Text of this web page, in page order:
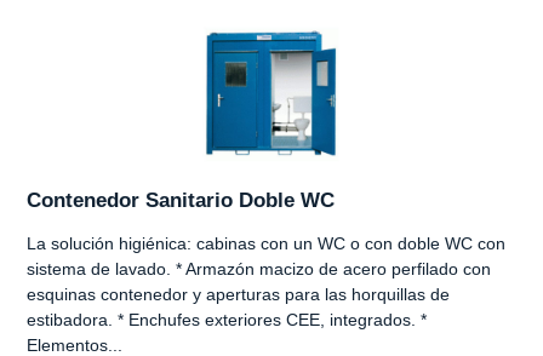
Contenedor Sanitario Doble WC
La solución higiénica: cabinas con un WC o con doble WC con
sistema de lavado. * Armazón macizo de acero perfilado con
esquinas contenedor y aperturas para las horquillas de
estibadora. * Enchufes exteriores CEE, integrados. *
Elementos...